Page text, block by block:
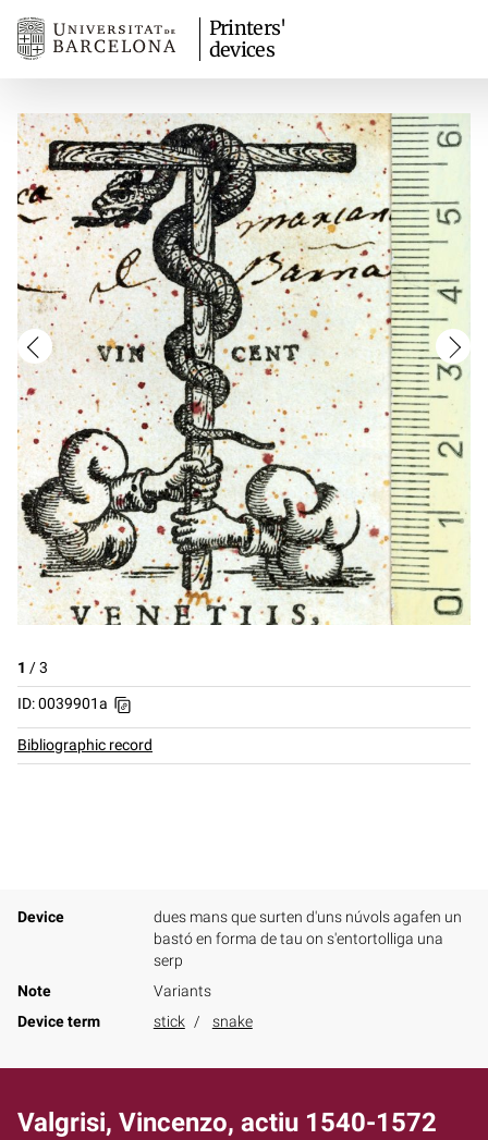
Printers'
devices
1 /3
ID: 0039901a
Bibliographic record
Device
dues mans que surten d'uns núvols agafen un
bastó en forma de tau on s'entortolliga una
serp
Note
Variants
Device term
stick snake
Valgrisi, Vincenzo, actiu 1540-1572